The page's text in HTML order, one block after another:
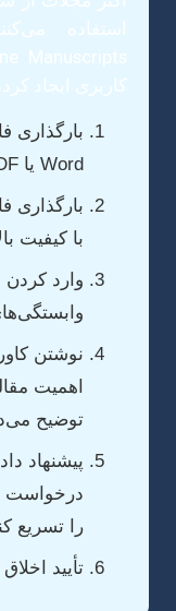
کاربری ایجاد
بارگذاری
Word یا PDF).
بارگذاری
با کیفیت
وارد کردن
اهمیت
توضیح
پیشنهاد
درخواست
را تسریع
تأیید